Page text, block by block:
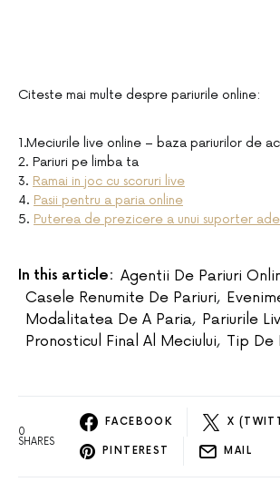
Citeste mai multe despre pariurile online:
1.Meciurile live online – baza pariurilor de
2. Pariuri pe limba ta
3. Ramai in joc cu scoruri live
4. Pasii pentru a paria online
5. Puterea de prezicere a unui suporter
In this article: Agentii De Pariuri
Casele Renumite De Pariuri,
Modalitatea De A Paria, Pariurile
Pronosticul Final Al Meciului, Tip De
0
SHARES
FACEBOOK X
PINTEREST MAIL